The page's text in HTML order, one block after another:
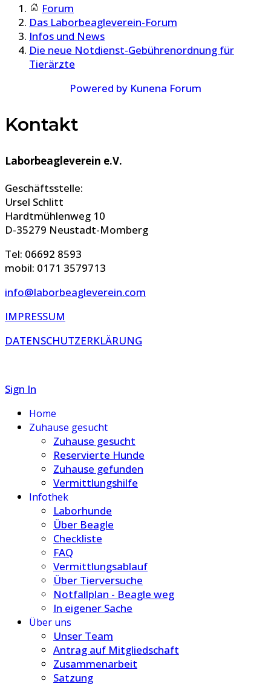
Forum
Das Laborbeagleverein-Forum
Infos und News
Die neue Notdienst-Gebührenordnung für
Tierärzte
Powered by Kunena Forum
Kontakt
Laborbeagleverein e.V.
Geschäftsstelle:
Ursel Schlitt
Hardtmühlenweg 10
D-35279 Neustadt-Momberg
Tel: 06692 8593
mobil: 0171 3579713
info@laborbeagleverein.com
IMPRESSUM
DATENSCHUTZERKLÄRUNG
Sign In
Home
Zuhause gesucht
Zuhause gesucht
Reservierte Hunde
Zuhause gefunden
Vermittlungshilfe
Infothek
Laborhunde
Über Beagle
Checkliste
FAQ
Vermittlungsablauf
Über Tierversuche
Notfallplan - Beagle weg
In eigener Sache
Über uns
Unser Team
Antrag auf Mitgliedschaft
Zusammenarbeit
Satzung